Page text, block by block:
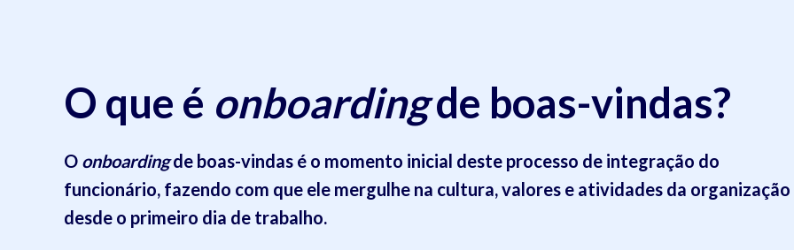
O que é onboardingde boas-vindas?
O onboardingde boas-vindas é o momento inicial deste processo de integração do
funcionário, fazendo com que ele mergulhe na cultura, valores e atividades da organização
desde o primeiro dia de trabalho.